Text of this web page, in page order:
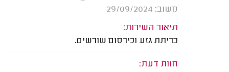
משוב: 29/09/2024
תיאור השירות:
כריתת גזע וכירסום שורשים.
חוות דעת: